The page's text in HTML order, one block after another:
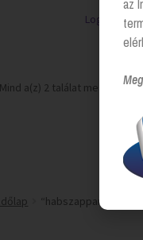
Login to
Mind a(z) 2 találat
“habszappan
az